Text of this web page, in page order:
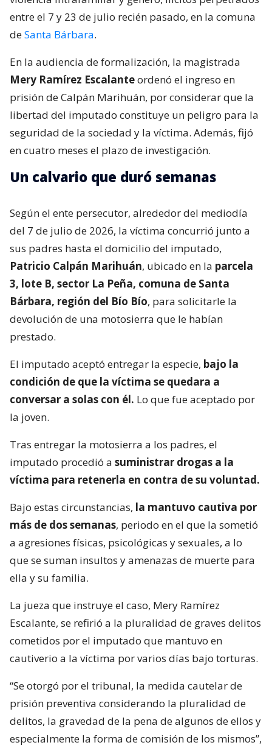
entre el 7 y 23 de julio recién pasado, en la comuna
deSanta Bárbara.
En la audiencia de formalización, la magistrada
Mery Ramírez Escalanteordenó el ingreso en
prisión de Calpán Marihuán, por considerar que la
libertad del imputado constituye un peligro para la
seguridad de la sociedad y la víctima. Además, fijó
en cuatro meses el plazo de investigación.
Un calvario que duró semanas
Según el ente persecutor, alrededor del mediodía
del 7 de julio de 2026, la víctima concurrió junto a
sus padres hasta el domicilio del imputado,
Patricio Calpán Marihuán, ubicado en la parcela
3, lote B, sector La Peña, comuna de Santa
Bárbara, región del Bío Bío, para solicitarle la
devolución de una motosierra que le habían
prestado.
El imputado aceptó entregar la especie, bajo la
condición de que la víctima se quedara a
conversar a solas con él. Lo que fue aceptado por
la joven.
Tras entregar la motosierra a los padres, el
imputado procedió a suministrar drogas a la
víctima para retenerla en contra de su voluntad.
Bajo estas circunstancias, la mantuvo cautiva por
más de dos semanas, periodo en el que la sometió
a agresiones físicas, psicológicas y sexuales, a lo
que se suman insultos y amenazas de muerte para
ella y su familia.
La jueza que instruye el caso, Mery Ramírez
Escalante, se refirió a la pluralidad de graves delitos
cometidos por el imputado que mantuvo en
cautiverio a la víctima por varios días bajo torturas.
“Se otorgó por el tribunal, la medida cautelar de
prisión preventiva considerando la pluralidad de
delitos, la gravedad de la pena de algunos de ellos y
especialmente la forma de comisión de los mismos”,